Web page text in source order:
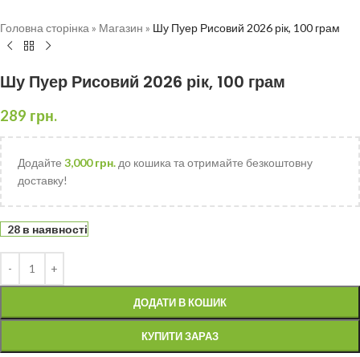
Головна сторінка » Магазин » Шу Пуер Рисовий 2026 рік, 100 грам
Шу Пуер Рисовий 2026 рік, 100 грам
289 грн.
Додайте 3,000грн. до кошика та отримайте безкоштовну
доставку!
28 в наявності
ДОДАТИ В КОШИК
КУПИТИ ЗАРАЗ